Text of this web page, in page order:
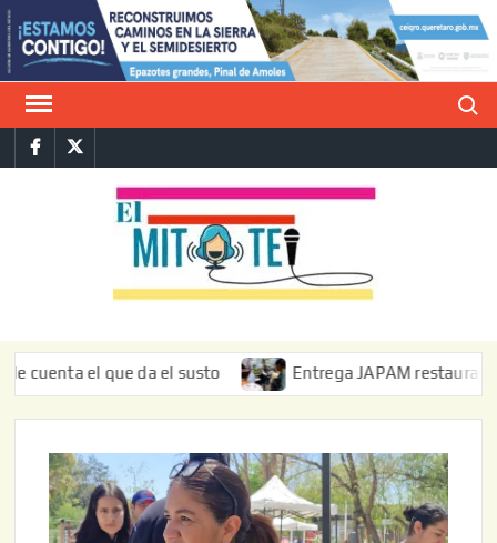
Saltar
al
contenido
FacebookTwitter
el que da el susto Entrega JAPAM restauración del